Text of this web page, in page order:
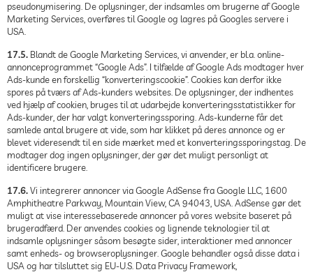
pseudonymisering. De oplysninger, der indsamles om brugerne af Google
Marketing Services, overføres til Google og lagres på Googles servere i
USA.
17.5. Blandt de Google Marketing Services, vi anvender, er bl.a. online-
annonceprogrammet “Google Ads”. I tilfælde af Google Ads modtager hver
Ads-kunde en forskellig “konverteringscookie”. Cookies kan derfor ikke
spores på tværs af Ads-kunders websites. De oplysninger, der indhentes
ved hjælp af cookien, bruges til at udarbejde konverteringsstatistikker for
Ads-kunder, der har valgt konverteringssporing. Ads-kunderne får det
samlede antal brugere at vide, som har klikket på deres annonce og er
blevet videresendt til en side mærket med et konverteringssporingstag. De
modtager dog ingen oplysninger, der gør det muligt personligt at
identificere brugere.
17.6.Vi integrerer annoncer via Google AdSense fra Google LLC, 1600
Amphitheatre Parkway, Mountain View, CA 94043, USA. AdSense gør det
muligt at vise interessebaserede annoncer på vores website baseret på
brugeradfærd. Der anvendes cookies og lignende teknologier til at
indsamle oplysninger såsom besøgte sider, interaktioner med annoncer
samt enheds- og browseroplysninger. Google behandler også disse data i
USA og har tilsluttet sig EU-U.S. Data Privacy Framework,